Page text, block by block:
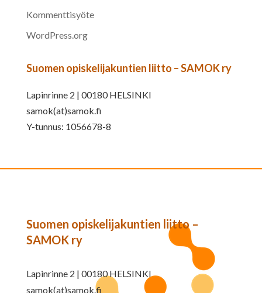
Kommenttisyöte
WordPress.org
Suomen opiskelijakuntien liitto – SAMOK ry
Lapinrinne 2 | 00180 HELSINKI
samok(at)samok.fi
Y-tunnus: 1056678-8
Suomen opiskelijakuntien liitto –
SAMOK ry
Lapinrinne 2 | 00180 HELSINKI
samok(at)samok.fi